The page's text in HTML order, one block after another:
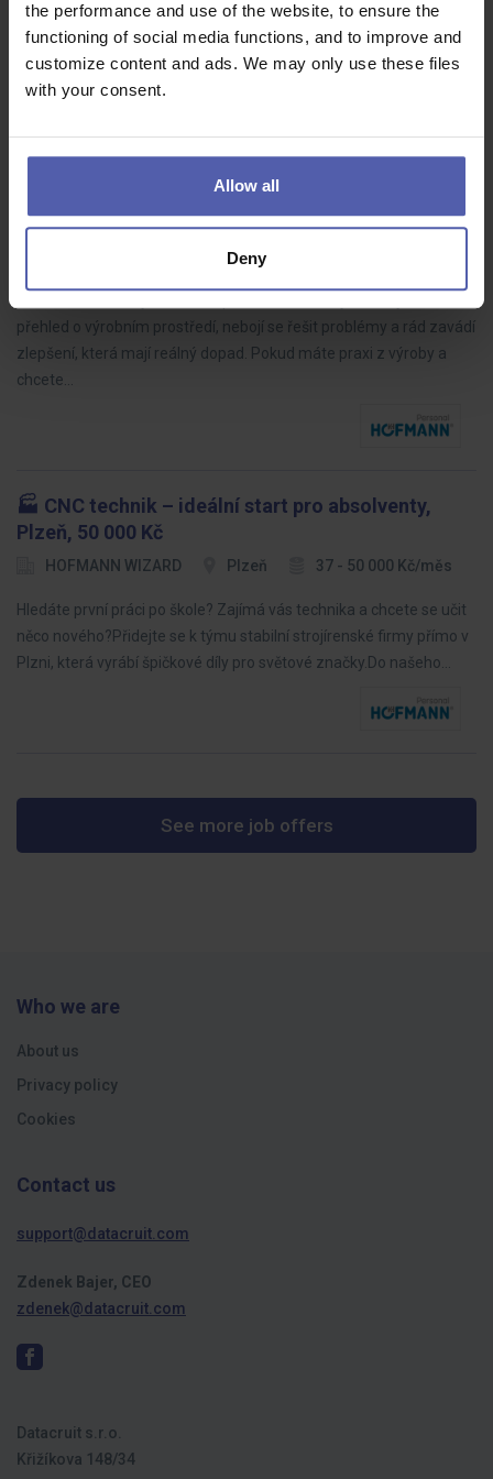
the performance and use of the website, to ensure the
functioning of social media functions, and to improve and
customize content and ads. We may only use these files
with your consent.
Allow all
Deny
čeho jdete. Jedná se totiž o unikátní technologie na zpracování
dřeva,…
HOFMANN WIZARD
Plzeň - Jih
přehled o výrobním prostředí, nebojí se řešit problémy a rád zavádí
zlepšení, která mají reálný dopad. Pokud máte praxi z výroby a
chcete…
🏭 CNC technik – ideální start pro absolventy,
Plzeň, 50 000 Kč
HOFMANN WIZARD Plzeň 37 - 50 000 Kč/měs
Hledáte první práci po škole? Zajímá vás technika a chcete se učit
něco nového?Přidejte se k týmu stabilní strojírenské firmy přímo v
Plzni, která vyrábí špičkové díly pro světové značky.Do našeho…
See more job offers
Who we are
About us
Privacy policy
Cookies
Contact us
support@datacruit.com
Zdenek Bajer, CEO
zdenek@datacruit.com
Datacruit s.r.o.
Křižíkova 148/34